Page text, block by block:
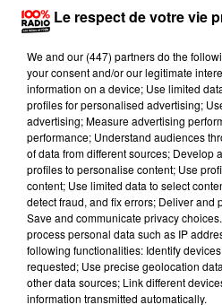
Lecture (2 min 12 sec)
100%
Le respect de votre vie
We and our (447) partnersdo the
your consent and/or our legitimate
information on a device; Use limited
profiles for personalised advertising;
advertising; Measure advertising
performance; Understand audiences
of data from different sources; Develop
profiles to personalise content; Use
content; Use limited data to select
detect fraud, and fix errors; Deliver and
Save and communicate privacy
process personal data such as IP
following functionalities: Identify
requested; Use precise geolocation
other data sources; Link different
information transmitted automatically.